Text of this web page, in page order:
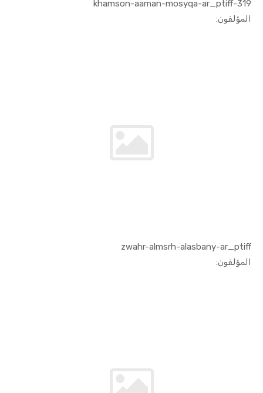
319-khamson-aaman-mosyqa-ar_ptiff
المؤلفون:
zwahr-almsrh-alasbany-ar_ptiff
المؤلفون: